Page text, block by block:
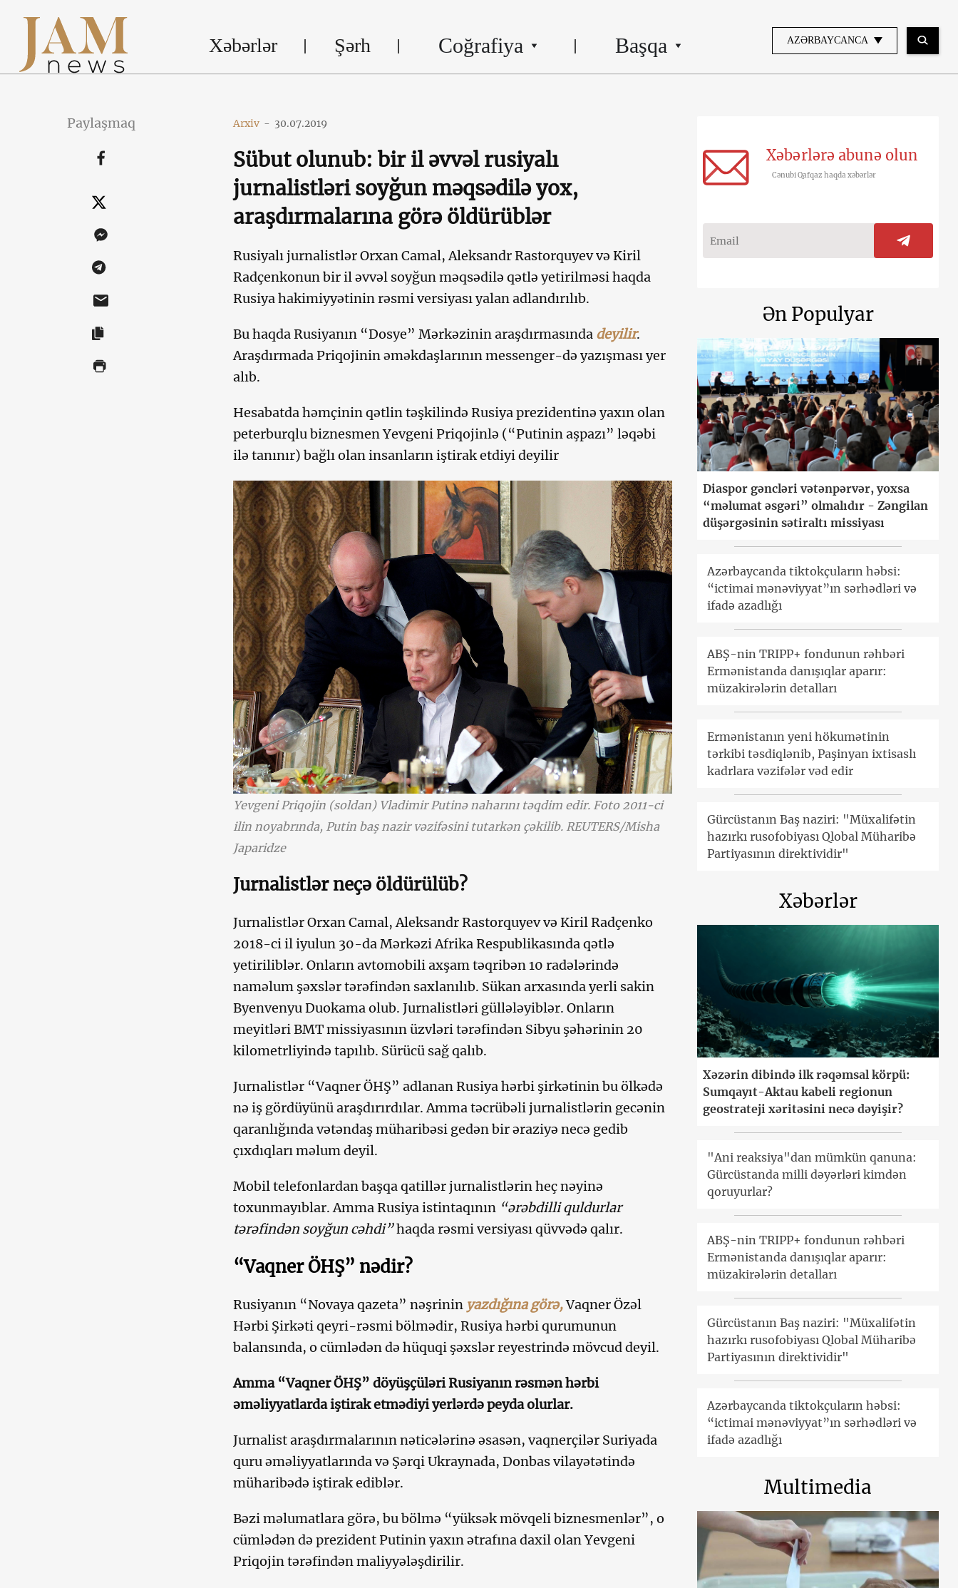
Xəbərlər Şərh Coğrafiya Başqa AZƏRBAYCANCA
Paylaşmaq Arxiv - 30.07.2019
Sübut olunub: bir il əvvəl rusiyalı
jurnalistləri soyğun məqsədilə yox,
araşdırmalarına görə öldürüblər
Rusiyalı jurnalistlər Orxan Camal, Aleksandr Rastorquyev və Kiril
Radçenkonun bir il əvvəl soyğun məqsədilə qətlə yetirilməsi haqda
Rusiya hakimiyyətinin rəsmi versiyası yalan adlandırılıb.
Bu haqda Rusiyanın “Dosye” Mərkəzinin araşdırmasında deyilir.
Araşdırmada Priqojinin əməkdaşlarının messenger-də yazışması yer
alıb.
Hesabatda həmçinin qətlin təşkilində Rusiya prezidentinə yaxın olan
peterburqlu biznesmen Yevgeni Priqojinlə (“Putinin aşpazı” ləqəbi
ilə tanınır) bağlı olan insanların iştirak etdiyi deyilir
Yevgeni Priqojin (soldan) Vladimir Putinə naharını təqdim edir. Foto 2011-ci
ilin noyabrında, Putin baş nazir vəzifəsini tutarkən çəkilib. REUTERS/Misha
Japaridze
Jurnalistlər neçə öldürülüb?
Jurnalistlər Orxan Camal, Aleksandr Rastorquyev və Kiril Radçenko
2018-ci il iyulun 30-da Mərkəzi Afrika Respublikasında qətlə
yetiriliblər. Onların avtomobili axşam təqribən 10 radələrində
naməlum şəxslər tərəfindən saxlanılıb. Sükan arxasında yerli sakin
Byenvenyu Duokama olub. Jurnalistləri güllələyiblər. Onların
meyitləri BMT missiyasının üzvləri tərəfindən Sibyu şəhərinin 20
kilometrliyində tapılıb. Sürücü sağ qalıb.
Jurnalistlər “Vaqner ÖHŞ” adlanan Rusiya hərbi şirkətinin bu ölkədə
nə iş gördüyünü araşdırırdılar. Amma təcrübəli jurnalistlərin gecənin
qaranlığında vətəndaş müharibəsi gedən bir əraziyə necə gedib
çıxdıqları məlum deyil.
Mobil telefonlardan başqa qatillər jurnalistlərin heç nəyinə
toxunmayıblar. Amma Rusiya istintaqının “ərəbdilli quldurlar
tərəfindən soyğun cəhdi”haqda rəsmi versiyası qüvvədə qalır.
“Vaqner ÖHŞ” nədir?
Rusiyanın “Novaya qazeta” nəşrinin yazdığına görə,Vaqner Özəl
Hərbi Şirkəti qeyri-rəsmi bölmədir, Rusiya hərbi qurumunun
balansında, o cümlədən də hüquqi şəxslər reyestrində mövcud deyil.
Amma “Vaqner ÖHŞ” döyüşçüləri Rusiyanın rəsmən hərbi
əməliyyatlarda iştirak etmədiyi yerlərdə peyda olurlar.
Jurnalist araşdırmalarının nəticələrinə əsasən, vaqnerçilər Suriyada
quru əməliyyatlarında və Şərqi Ukraynada, Donbas vilayətətində
müharibədə iştirak ediblər.
Bəzi məlumatlara görə, bu bölmə “yüksək mövqeli biznesmenlər”, o
cümlədən də prezident Putinin yaxın ətrafına daxil olan Yevgeni
Priqojin tərəfindən maliyyələşdirilir.
Xəbərlərə abunə olun
Cənubi Qafqaz haqda xəbərlər
Ən Populyar
Diaspor gəncləri vətənpərvər, yoxsa
“məlumat əsgəri” olmalıdır - Zəngilan
düşərgəsinin sətiraltı missiyası
Azərbaycanda tiktokçuların həbsi:
“ictimai mənəviyyat”ın sərhədləri və
ifadə azadlığı
ABŞ-nin TRIPP+ fondunun rəhbəri
Ermənistanda danışıqlar aparır:
müzakirələrin detalları
Ermənistanın yeni hökumətinin
tərkibi təsdiqlənib, Paşinyan ixtisaslı
kadrlara vəzifələr vəd edir
Gürcüstanın Baş naziri: "Müxalifətin
hazırkı rusofobiyası Qlobal Müharibə
Partiyasının direktividir"
Xəbərlər
Xəzərin dibində ilk rəqəmsal körpü:
Sumqayıt-Aktau kabeli regionun
geostrateji xəritəsini necə dəyişir?
"Ani reaksiya"dan mümkün qanuna:
Gürcüstanda milli dəyərləri kimdən
qoruyurlar?
ABŞ-nin TRIPP+ fondunun rəhbəri
Ermənistanda danışıqlar aparır:
müzakirələrin detalları
Gürcüstanın Baş naziri: "Müxalifətin
hazırkı rusofobiyası Qlobal Müharibə
Partiyasının direktividir"
Azərbaycanda tiktokçuların həbsi:
“ictimai mənəviyyat”ın sərhədləri və
ifadə azadlığı
Multimedia